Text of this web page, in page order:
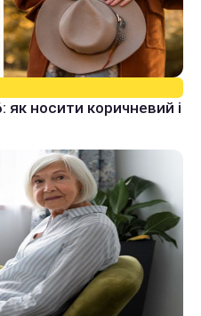
як носити коричневий і